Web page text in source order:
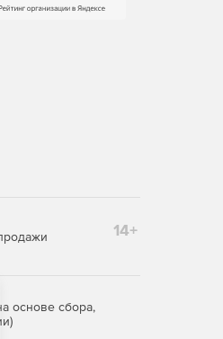
14+
основе сбора,